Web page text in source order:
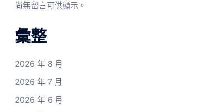
尚無留言可供顯示。
彙整
2026 年 8 月
2026 年 7 月
2026 年 6 月